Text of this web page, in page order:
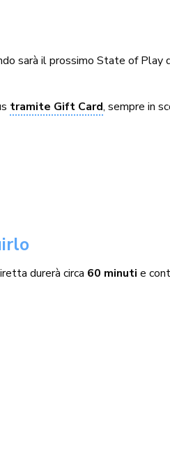
sarà il prossimo State of
tramite Gift Card, sempre in
durerà circa 60 minuti e